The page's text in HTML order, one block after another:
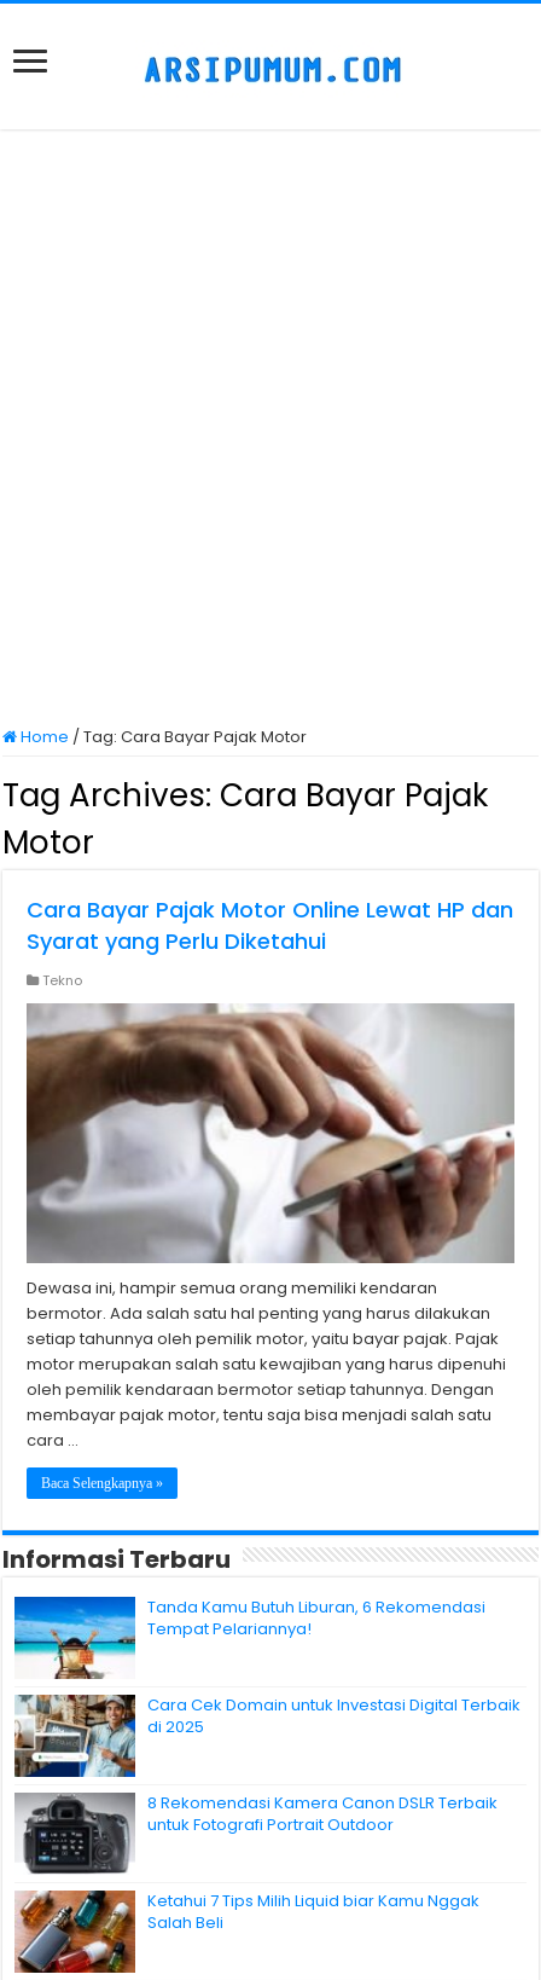
Home /Tag:Cara Bayar Pajak Motor
Tag Archives: Cara Bayar Pajak
Motor
Cara Bayar Pajak Motor Online Lewat HP dan
Syarat yang Perlu Diketahui
Tekno
Dewasa ini, hampir semua orang memiliki kendaran
bermotor. Ada salah satu hal penting yang harus dilakukan
setiap tahunnya oleh pemilik motor, yaitu bayar pajak. Pajak
motor merupakan salah satu kewajiban yang harus dipenuhi
oleh pemilik kendaraan bermotor setiap tahunnya. Dengan
membayar pajak motor, tentu saja bisa menjadi salah satu
cara …
Baca Selengkapnya »
Informasi Terbaru
Tanda Kamu Butuh Liburan, 6 Rekomendasi
Tempat Pelariannya!
Cara Cek Domain untuk Investasi Digital Terbaik
di 2025
8 Rekomendasi Kamera Canon DSLR Terbaik
untuk Fotografi Portrait Outdoor
Ketahui 7 Tips Milih Liquid biar Kamu Nggak
Salah Beli